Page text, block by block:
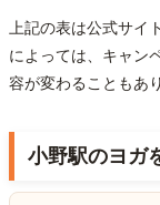
上記の表は公式サイ
によっては、キャン
容が変わることもあ
小野駅のヨガ